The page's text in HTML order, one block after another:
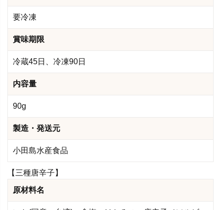
要冷凍
賞味期限
冷蔵45日、冷凍90日
内容量
90g
製造・発送元
小田島水産食品
【三種唐辛子】
原材料名